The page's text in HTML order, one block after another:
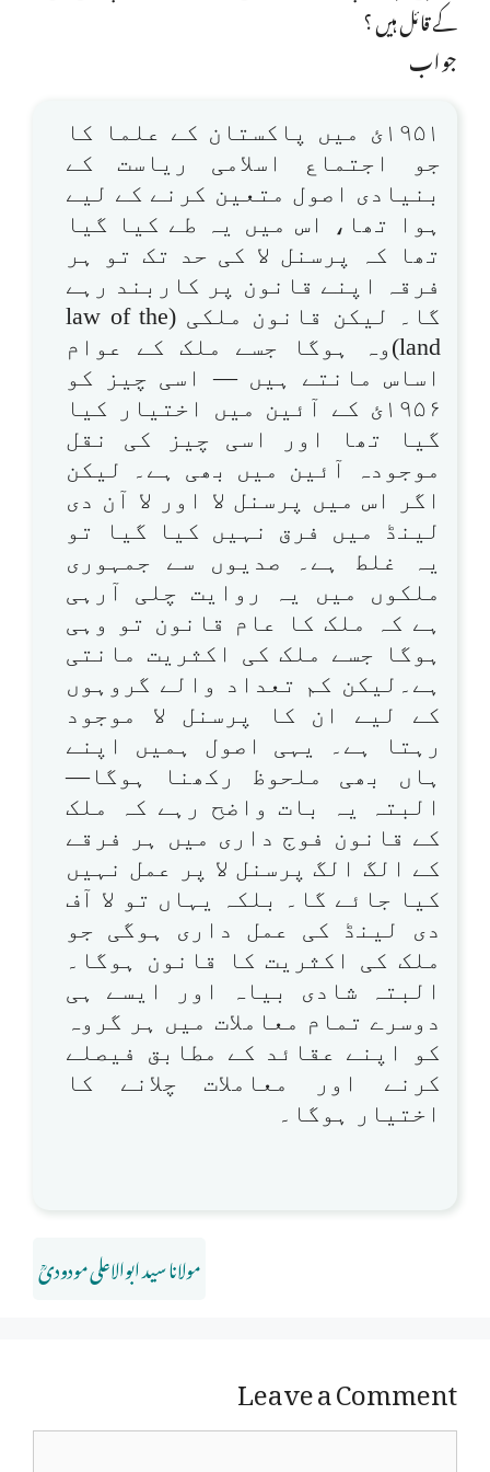
کے قائل ہیں ؟
جواب
۱۹۵۱ئ میں پاکستان کے علما کا
جو اجتماع اسلامی ریاست کے
بنیادی اصول متعین کرنے کے لیے
ہوا تھا، اس میں یہ طے کیا گیا
تھا کہ پرسنل لا کی حد تک تو ہر
فرقہ اپنے قانون پر کاربند رہے
گا۔ لیکن قانون ملکی (law of the
land)وہ ہوگا جسے ملک کے عوام
اساس مانتے ہیں — اسی چیز کو
۱۹۵۶ئ کے آئین میں اختیار کیا
گیا تھا اور اسی چیز کی نقل
موجودہ آئین میں بھی ہے۔ لیکن
اگر اس میں پرسنل لا اور لا آن دی
لینڈ میں فرق نہیں کیا گیا تو
یہ غلط ہے۔ صدیوں سے جمہوری
ملکوں میں یہ روایت چلی آرہی
ہے کہ ملک کا عام قانون تو وہی
ہوگا جسے ملک کی اکثریت مانتی
ہے۔لیکن کم تعداد والے گروہوں
کے لیے ان کا پرسنل لا موجود
رہتا ہے۔ یہی اصول ہمیں اپنے
ہاں بھی ملحوظ رکھنا ہوگا—
البتہ یہ بات واضح رہے کہ ملک
کے قانون فوج داری میں ہر فرقے
کے الگ الگ پرسنل لا پر عمل نہیں
کیا جائے گا۔ بلکہ یہاں تو لا آف
دی لینڈ کی عمل داری ہوگی جو
ملک کی اکثریت کا قانون ہوگا۔
البتہ شادی بیاہ اور ایسے ہی
دوسرے تمام معاملات میں ہر گروہ
کو اپنے عقائد کے مطابق فیصلے
کرنے اور معاملات چلانے کا
اختیار ہوگا۔
مولانا سید ابوالاعلی مودودیؒ
Leave a Comment